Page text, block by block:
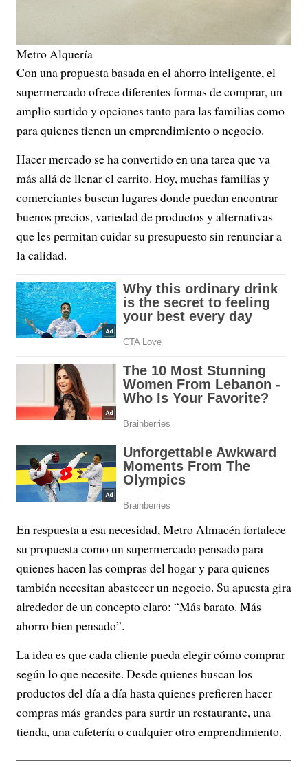
Metro Alquería
Con una propuesta basada en el ahorro inteligente, el
supermercado ofrece diferentes formas de comprar, un
amplio surtido y opciones tanto para las familias como
para quienes tienen un emprendimiento o negocio.
Hacer mercado se ha convertido en una tarea que va
más allá de llenar el carrito. Hoy, muchas familias y
comerciantes buscan lugares donde puedan encontrar
buenos precios, variedad de productos y alternativas
que les permitan cuidar su presupuesto sin renunciar a
la calidad.
En respuesta a esa necesidad, Metro Almacén fortalece
su propuesta como un supermercado pensado para
quienes hacen las compras del hogar y para quienes
también necesitan abastecer un negocio. Su apuesta gira
alrededor de un concepto claro: “Más barato. Más
ahorro bien pensado”.
La idea es que cada cliente pueda elegir cómo comprar
según lo que necesite. Desde quienes buscan los
productos del día a día hasta quienes prefieren hacer
compras más grandes para surtir un restaurante, una
tienda, una cafetería o cualquier otro emprendimiento.